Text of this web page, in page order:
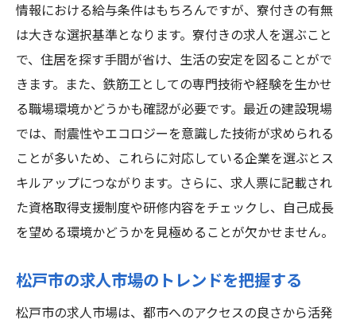
情報における給与条件はもちろんですが、寮付きの有無
は大きな選択基準となります。寮付きの求人を選ぶこと
で、住居を探す手間が省け、生活の安定を図ることがで
きます。また、鉄筋工としての専門技術や経験を生かせ
る職場環境かどうかも確認が必要です。最近の建設現場
では、耐震性やエコロジーを意識した技術が求められる
ことが多いため、これらに対応している企業を選ぶとス
キルアップにつながります。さらに、求人票に記載され
た資格取得支援制度や研修内容をチェックし、自己成長
を望める環境かどうかを見極めることが欠かせません。
松戸市の求人市場のトレンドを把握する
松戸市の求人市場は、都市へのアクセスの良さから活発